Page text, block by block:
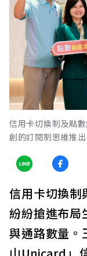
信用卡切換制及點
創的訂閱制思維推
信用卡切換制
紛紛搶進布局
與通路數量。